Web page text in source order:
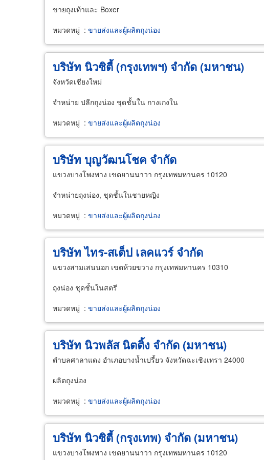
ขายถุงเท้าและ Boxer
หมวดหมู่ : ขายส่งและผู้ผลิตถุงน่อง
บริษัท นิวซิตี้ (กรุงเทพฯ) จำกัด (มหาชน)
จังหวัดเชียงใหม่
จำหน่าย ปลีกถุงน่อง ชุดชั้นใน กางเกงใน
หมวดหมู่ : ขายส่งและผู้ผลิตถุงน่อง
บริษัท บุญวัฒนโชค จำกัด
แขวงบางโพงพาง เขตยานนาวา กรุงเทพมหานคร 10120
จำหน่ายถุงน่อง, ชุดชั้นในชายหญิง
หมวดหมู่ : ขายส่งและผู้ผลิตถุงน่อง
บริษัท ไทร-สเต็ป เลคแวร์ จำกัด
แขวงสามเสนนอก เขตห้วยขวาง กรุงเทพมหานคร 10310
ถุงน่อง ชุดชั้นในสตรี
หมวดหมู่ : ขายส่งและผู้ผลิตถุงน่อง
บริษัท นิวพลัส นิตติ้ง จำกัด (มหาชน)
ตำบลศาลาแดง อำเภอบางน้ำเปรี้ยว จังหวัดฉะเชิงเทรา 24000
ผลิตถุงน่อง
หมวดหมู่ : ขายส่งและผู้ผลิตถุงน่อง
บริษัท นิวซิตี้ (กรุงเทพ) จำกัด (มหาชน)
แขวงบางโพงพาง เขตยานนาวา กรุงเทพมหานคร 10120